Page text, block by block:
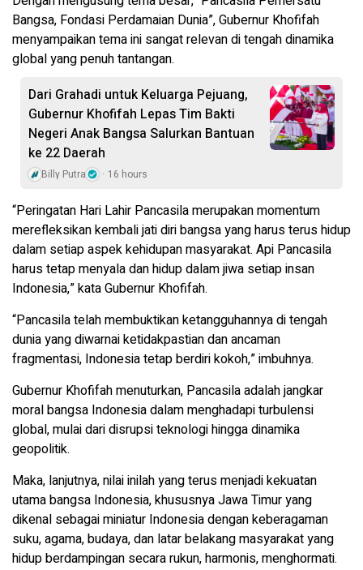
Bangsa, Fondasi Perdamaian Dunia”, Gubernur Khofifah
menyampaikan tema ini sangat relevan di tengah dinamika
global yang penuh tantangan.
Dari Grahadi untuk Keluarga Pejuang,
Gubernur Khofifah Lepas Tim Bakti
Negeri Anak Bangsa Salurkan Bantuan
ke 22 Daerah
Billy Putra 16 hours
“Peringatan Hari Lahir Pancasila merupakan momentum
merefleksikan kembali jati diri bangsa yang harus terus hidup
dalam setiap aspek kehidupan masyarakat. Api Pancasila
harus tetap menyala dan hidup dalam jiwa setiap insan
Indonesia,” kata Gubernur Khofifah.
“Pancasila telah membuktikan ketangguhannya di tengah
dunia yang diwarnai ketidakpastian dan ancaman
fragmentasi, Indonesia tetap berdiri kokoh,” imbuhnya.
Gubernur Khofifah menuturkan, Pancasila adalah jangkar
moral bangsa Indonesia dalam menghadapi turbulensi
global, mulai dari disrupsi teknologi hingga dinamika
geopolitik.
Maka, lanjutnya, nilai inilah yang terus menjadi kekuatan
utama bangsa Indonesia, khususnya Jawa Timur yang
dikenal sebagai miniatur Indonesia dengan keberagaman
suku, agama, budaya, dan latar belakang masyarakat yang
hidup berdampingan secara rukun, harmonis, menghormati.